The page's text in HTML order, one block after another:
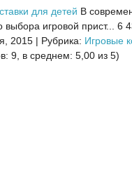
для детей В
игровой прист...
6
2015 | Рубрика: Игровые
9, в среднем: 5,00 из 5)